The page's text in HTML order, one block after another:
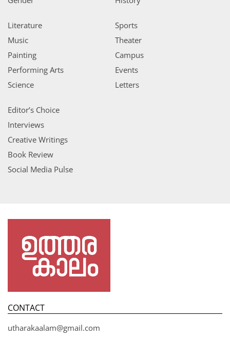
Literature
Music
Painting
Performing Arts
Science
Sports
Theater
Campus
Events
Letters
Editor’s Choice
Interviews
Creative Writings
Book Review
Social Media Pulse
CONTACT
utharakaalam@gmail.com